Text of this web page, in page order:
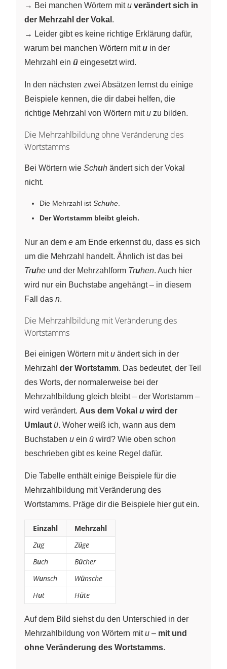
→ Bei manchen Wörtern mitu verändert sich in
der Mehrzahl der Vokal .
→ Leider gibt es keine richtige Erklärung dafür,
warum bei manchen Wörtern mitu in der
Mehrzahl ein ü eingesetzt wird.
In den nächsten zwei Absätzen lernst du einige
Beispiele kennen, die dir dabei helfen, die
richtige Mehrzahl von Wörtern mitu zu bilden.
Die Mehrzahlbildung ohne Veränderung des
Wortstamms
Bei Wörtern wie Schuh ändert sich der Vokal
nicht.
Die Mehrzahl ist Schuhe
Der Wortstamm bleibt gleich.
Nur an dem e am Ende erkennst du, dass es sich
um die Mehrzahl handelt. Ähnlich ist das bei
Truhe und der Mehrzahlform Truhen. Auch hier
wird nur ein Buchstabe angehängt – in diesem
Fall das n.
Die Mehrzahlbildung mit Veränderung des
Wortstamms
Bei einigen Wörtern mitu ändert sich in der
Mehrzahl der Wortstamm. Das bedeutet, der Teil
des Worts, der normalerweise bei der
Mehrzahlbildung gleich bleibt – der Wortstamm –
wird verändert. Aus dem Vokal u wird der
Umlaut ü. Woher weiß ich, wann aus dem
Buchstaben u ein ü wird? Wie oben schon
beschrieben gibt es keine Regel dafür.
Die Tabelle enthält einige Beispiele für die
Mehrzahlbildung mit Veränderung des
Wortstamms. Präge dir die Beispiele hier gut ein.
Einzahl
Mehrzahl
Zug Züge
Buch Bücher
Wunsch Wünsche
Hut Hüte
Auf dem Bild siehst du den Unterschied in der
Mehrzahlbildung von Wörtern mitu – mit und
ohne Veränderung des Wortstamms.